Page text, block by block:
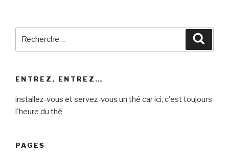
ENTREZ, ENTREZ…
installez-vous et servez-vous un thé car ici, c'est toujours
l'heure du thé
PAGES